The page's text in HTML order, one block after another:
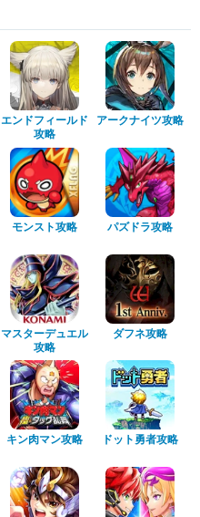
エンドフィールド
攻略
アークナイツ攻略
モンスト攻略 パズドラ攻略
マスターデュエル
攻略
ダフネ攻略
キン肉マン攻略 ドット勇者攻略